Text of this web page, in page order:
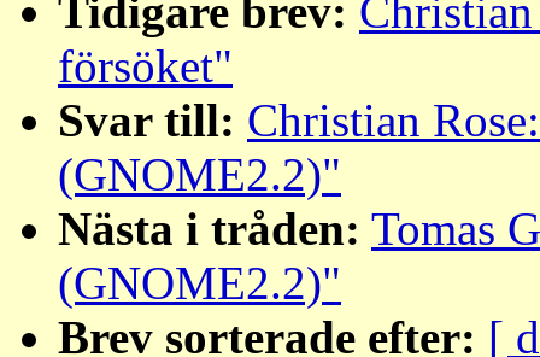
Tidigare brev:
försöket"
Svar till: Christian
(GNOME2.2)"
Nästa i tråden: Tomas
(GNOME2.2)"
Brev sorterade efter: [